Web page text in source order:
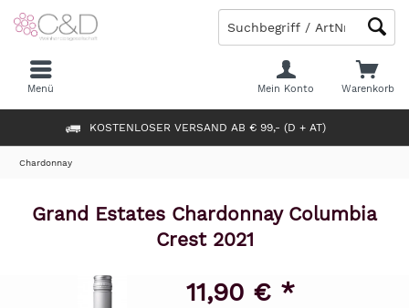
KOSTENLOSER VERSAND AB € 99,- (D + AT)
Warenkorb
Mein Konto
Menü
Chardonnay
Grand Estates Chardonnay Columbia
Crest 2021
11,90 € *